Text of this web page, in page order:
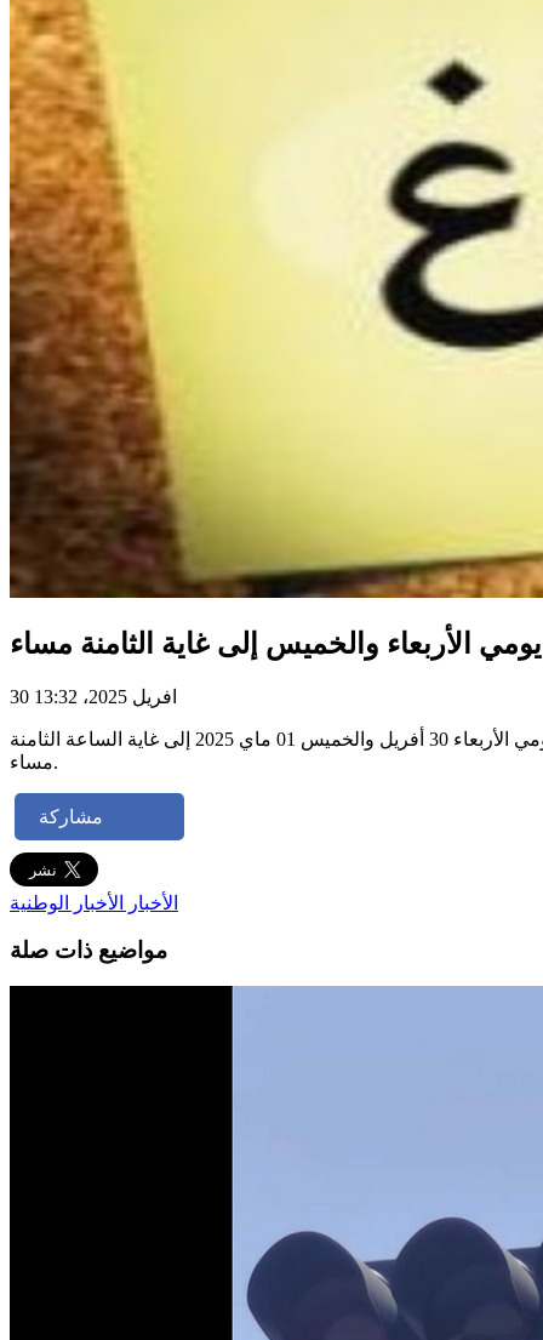
الأربعاء والخميس إلى غاية الثامنة مساء
30 افريل 2025، 13:32
أعلنـت مساء يوم الثلاثاء 29 أفريل 2025 , إدارة معرض تونس الدولي للكتاب وفق بلاغ أصدرته أن المعرض سيفتح أبوابه للعموم استثنائيا يومي الأربعاء 30 أفريل والخميس 01 ماي 2025 إلى غاية الساعة الثامنة
مساء.
مشاركة
الأخبار الأخبار الوطنية
مواضيع ذات صلة